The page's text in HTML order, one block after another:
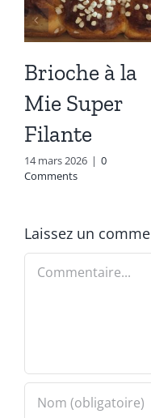
Brioche à la
Mie Super
Filante
14 mars 2026 | 0
Comments
Laissez un
Commentaire